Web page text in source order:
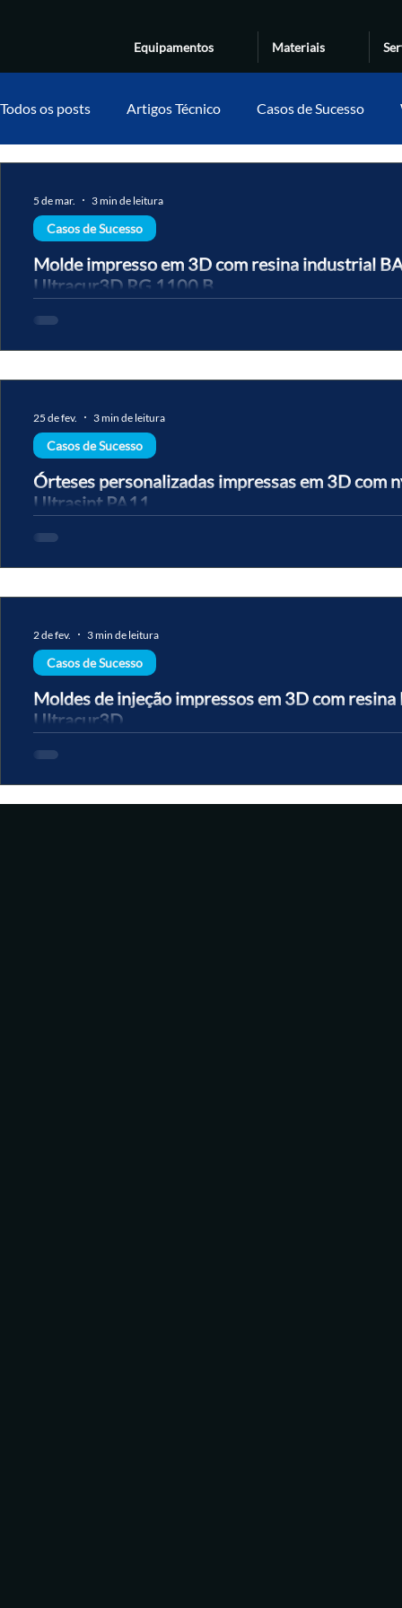
Equipamentos Materiais
Todos os posts Artigos Técnico Casos de Sucesso
Molde impresso em 3D com resina industrial
Ultracur3D RG 1100 B
A BASF Polyurethanes, em parceria com a Forward AM,
produção de moldes reduzida de 8 semanas para poucos dias,
com moldes de resina rígida impressos em 3D. O desafio: moldes
Casos de Sucesso
5 de mar. 3 min de leitura
Órteses personalizadas impressas em 3D com
Ultrasint PA11
A Solaxis, bureau de serviços canadense, produz órteses
biocompatível e de alta tenacidade substituiu o PA12 tradicional,
transformou a produção de órteses ortopédicas sob medida
Casos de Sucesso
25 de fev. 3 min de leitura
Moldes de injeção impressos em 3D com resina
Ultracur3D
Insertos de molde impressos em 3D para prototipagem de cabos
Casos de Sucesso
2 de fev. 3 min de leitura